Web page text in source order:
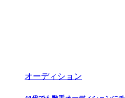
オーディション